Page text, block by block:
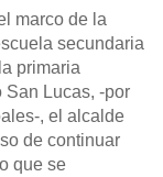
marco de la
secundaria
primaria
San Lucas, -por
, el alcalde
de continuar
que se